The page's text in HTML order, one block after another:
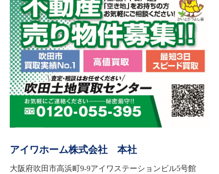
アイワホーム株式会社 本社
大阪府吹田市高浜町9-9アイワステーションビル5号館